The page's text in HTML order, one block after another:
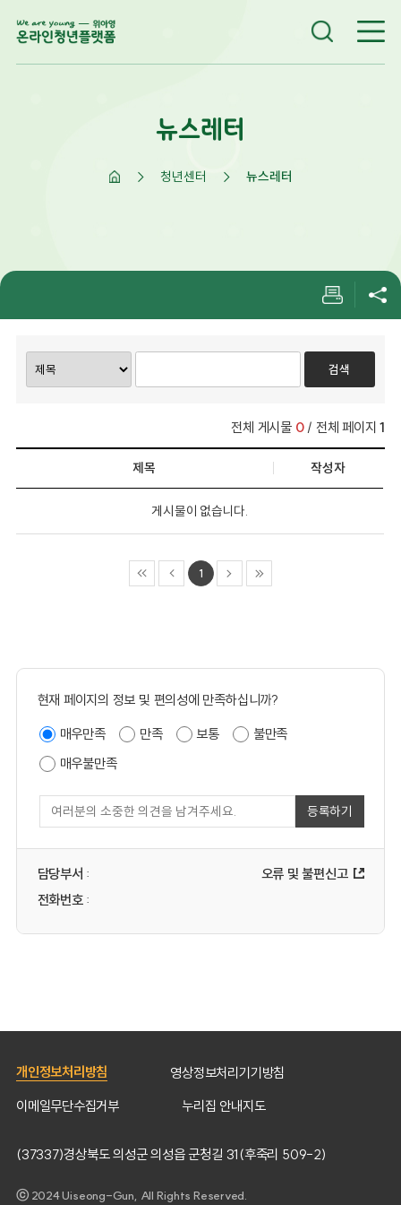
뉴스레터
청년센터 뉴스레터
전체 게시물 0/ 전체 페이지1
제목 작성자
게시물이 없습니다.
1
현재 페이지의 정보 및 편의성에 만족하십니까?
매우만족
만족 보통
불만족
매우불만족
등록하기
담당부서 :
전화번호:
오류 및 불편신고
개인정보처리방침
영상정보처리기기방침
이메일무단수집거부
누리집 안내지도
(37337)경상북도 의성군 의성읍 군청길 31(후죽리 509-2)
ⓒ 2024 Uiseong-Gun, All Rights Reserved.